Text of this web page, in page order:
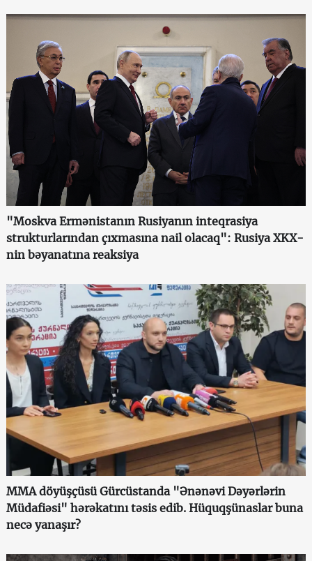
"Moskva Ermənistanın Rusiyanın inteqrasiya
strukturlarından çıxmasına nail olacaq": Rusiya XKX-
nin bəyanatına reaksiya
MMA döyüşçüsü Gürcüstanda "Ənənəvi Dəyərlərin
Müdafiəsi" hərəkatını təsis edib. Hüquqşünaslar buna
necə yanaşır?